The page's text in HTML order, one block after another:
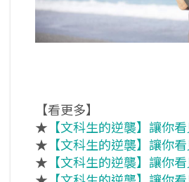
【看更多】
★ 【文科生的逆襲】讓你
★ 【文科生的逆襲】讓你
★ 【文科生的逆襲】讓你